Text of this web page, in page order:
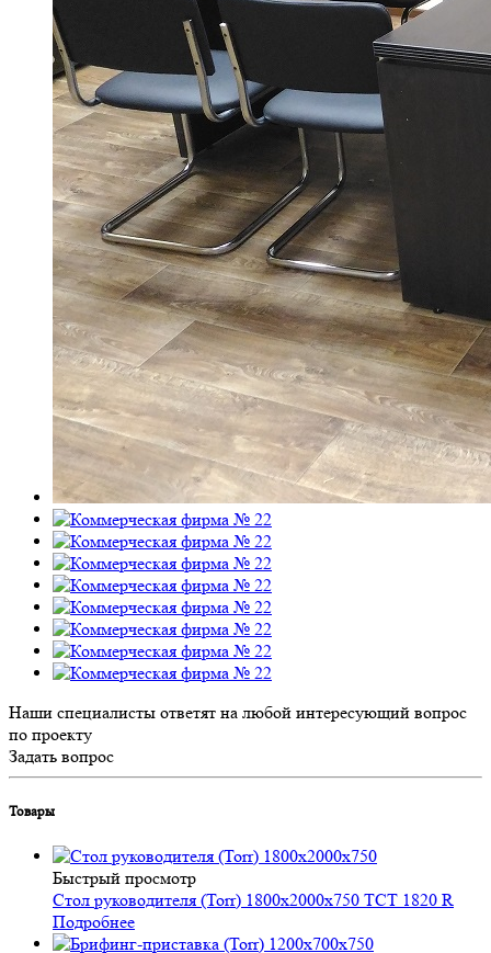
Наши специалисты ответят на любой интересующий вопрос
по проекту
Задать вопрос
Товары
Быстрый просмотр
Стол руководителя (Torr) 1800x2000x750 TСT 1820 R
Подробнее